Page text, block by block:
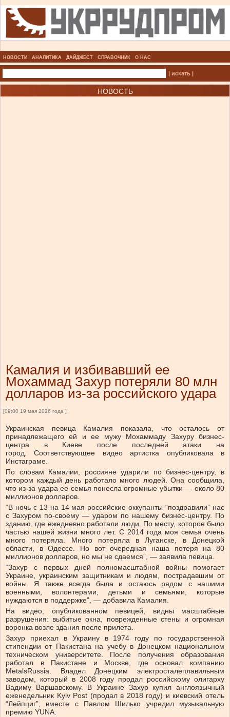
НОВОСТИ АНАЛИТИКА ДАЙДЖЕСТ СПРАВОЧНИК О НАС
| искать |
НОВОСТЬ
Камалия и избивавший ее
Мохаммад Захур потеряли 80 млн
долларов из-за российского удара
[09:00 19 мая 2026 года ]
Украинская певица Камалия показала, что осталось от
принадлежащего ей и ее мужу Мохаммаду Захуру бизнес-
центра в Киеве после последней атаки на
город. Соответствующее видео артистка опубликовала в
Инстаграме.
По словам Камалии, россияне ударили по бизнес-центру, в
котором каждый день работало много людей. Она сообщила,
что из-за удара ее семья понесла огромные убытки — около 80
миллионов долларов.
“В ночь с 13 на 14 мая российские оккупанты “поздравили” нас
с Захуром по-своему — ударом по нашему бизнес-центру. По
зданию, где ежедневно работали люди. По месту, которое было
частью нашей жизни много лет. С 2014 года моя семья очень
много потеряла. Много потеряла в Луганске, в Донецкой
области, в Одессе. Но вот очередная наша потеря на 80
миллионов долларов, но мы не сдаемся”, — заявила певица.
“Захур с первых дней полномасштабной войны помогает
Украине, украинским защитникам и людям, пострадавшим от
войны. Я также всегда была и остаюсь рядом с нашими
военными, волонтерами, детьми и семьями, которые
нуждаются в поддержке”, — добавила Камалия.
На видео, опубликованном певицей, видны масштабные
разрушения: выбитые окна, поврежденные стены и огромная
воронка возле здания после прилета.
Захур приехал в Украину в 1974 году по государственной
стипендии от Пакистана на учебу в Донецком национальном
техническом университете. После получения образования
работал в Пакистане и Москве, где основал компанию
MetalsRussia. Владел Донецким электросталеплавильным
заводом, который в 2008 году продал российскому олигарху
Вадиму Варшавскому. В Украине Захур купил англоязычный
еженедельник Kyiv Post (продал в 2018 году) и киевский отель
“Лейпциг”, вместе с Павлом Шилько учредил музыкальную
премию YUNA.